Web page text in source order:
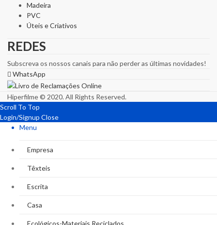
Madeira
PVC
Úteis e Criativos
REDES
Subscreva os nossos canais para não perder as últimas novidades!
WhatsApp
Hiperfilme © 2020. All Rights Reserved.
Scroll To Top
Login/Signup Close
Menu
Empresa
Têxteis
Escrita
Casa
Ecológicos-Materiais Reciclados